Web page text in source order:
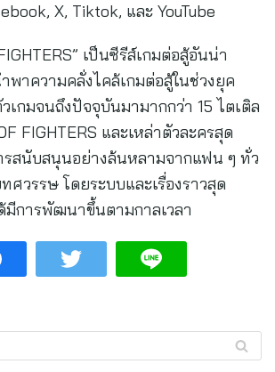
X, Tiktok, และ YouTube
เป็นซีรีส์เกมต่อสู้อันน่า
พาความคลั่งไคล้เกมต่อสู้ในช่วงยุค
เกมจนถึงปัจจุบันมามากกว่า 15 ไตเติล
FIGHTERS และเหล่าตัวละครสุด
รสนับสนุนอย่างล้นหลามจากแฟน ๆ ทั่ว
วรรษ โดยระบบและเรื่องราวสุด
มีการพัฒนาขึ้นตามกาลเวลา